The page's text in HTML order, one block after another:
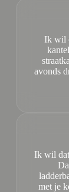
Ik wil
avonds
Ik wil
met je